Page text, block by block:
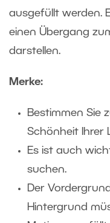
ausgefüllt werden.
einen Übergang
darstellen.
Merke:
Bestimmen Sie
Schönheit Ihrer
Es ist auch
suchen.
Der
Hintergrund